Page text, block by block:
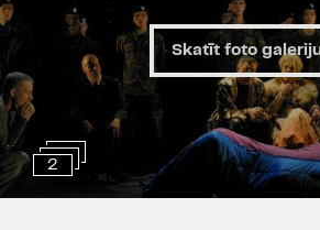
2
Skatīt foto